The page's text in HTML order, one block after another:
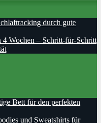
durch gute
Wochen – Schritt‑für‑Schritt
Bett für den perfekten
und Sweatshirts für